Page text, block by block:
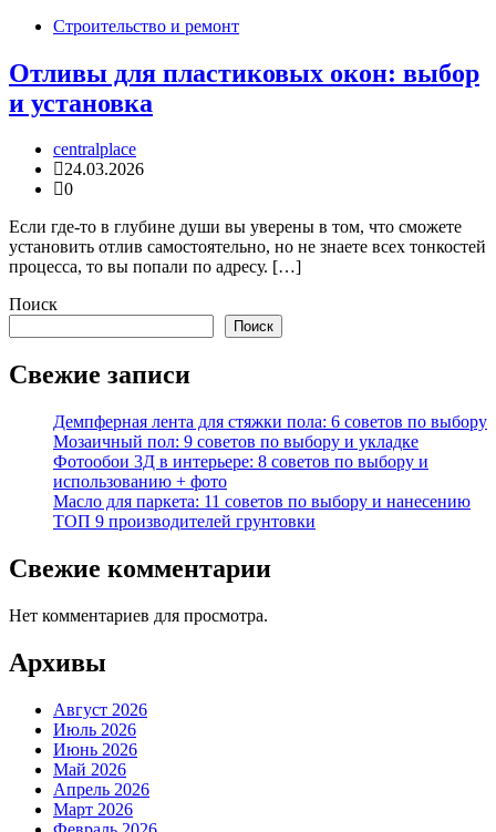
Строительство и ремонт
Отливы для пластиковых окон: выбор
и установка
centralplace
24.03.2026
0
Если где-то в глубине души вы уверены в том, что сможете
установить отлив самостоятельно, но не знаете всех тонкостей
процесса, то вы попали по адресу. […]
Поиск
Поиск
Свежие записи
Демпферная лента для стяжки пола: 6 советов по выбору
Мозаичный пол: 9 советов по выбору и укладке
Фотообои 3Д в интерьере: 8 советов по выбору и
использованию + фото
Масло для паркета: 11 советов по выбору и нанесению
ТОП 9 производителей грунтовки
Свежие комментарии
Нет комментариев для просмотра.
Архивы
Август 2026
Июль 2026
Июнь 2026
Май 2026
Апрель 2026
Март 2026